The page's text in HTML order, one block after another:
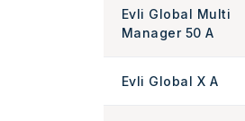
Evli Global Multi
Manager 50 A
Evli Global X A